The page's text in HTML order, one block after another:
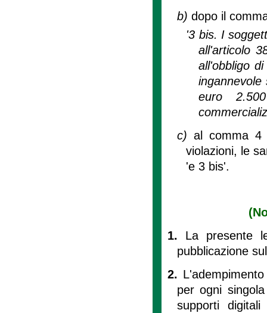
b) dopo il
'3 bis. I
all'articolo
all'obbligo
euro
c) al comma 4
violazioni, le
'e 3 bis'.
1. La presente
pubblicazione
2.
per ogni
supporti